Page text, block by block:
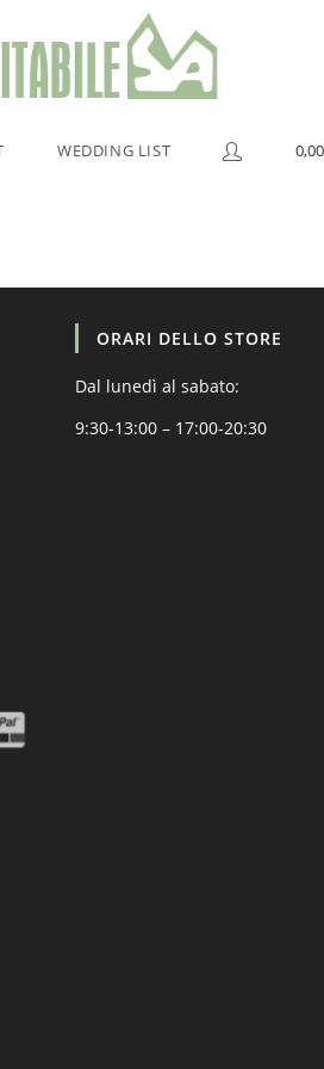
WEDDING LIST 0,00
ORARI DELLO STORE
Dal lunedì al sabato:
9:30-13:00 – 17:00-20:30